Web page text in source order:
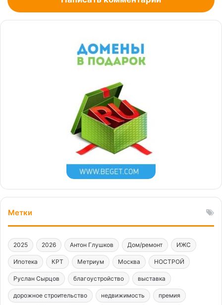
Метки
2025 2026 Антон Глушков Дом/ремонт ИЖС
Ипотека КРТ Метриум Москва НОСТРОЙ
Руслан Сырцов благоустройство выставка
дорожное строительство недвижимость премия